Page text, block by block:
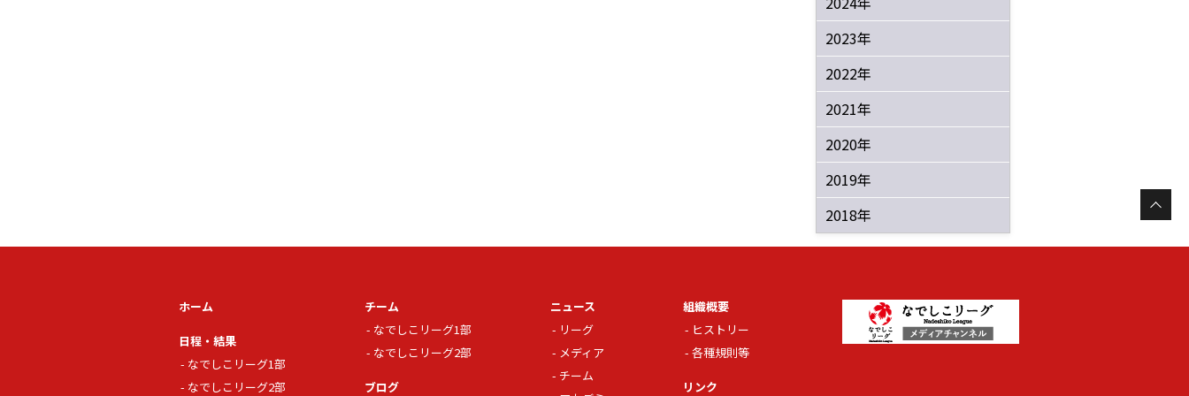
2023年
2022年
2021年
2020年
2019年
2018年
ホーム
日程・結果
なでしこリーグ1部
なでしこリーグ2部
チーム
なでしこリーグ1部
なでしこリーグ2部
ブログ
ニュース
リーグ
メディア
チーム
組織概要
ヒストリー
各種規則等
リンク